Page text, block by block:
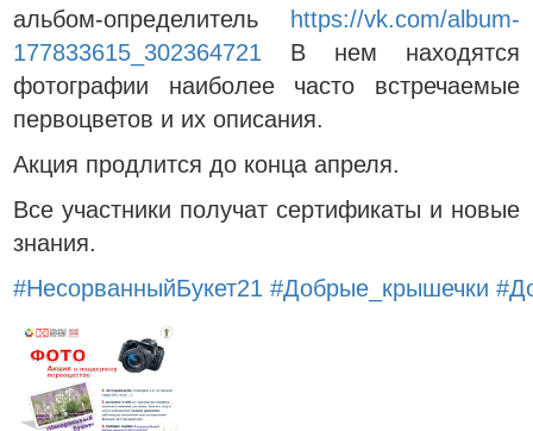
альбом-определитель https://vk.com/album-
177833615_302364721 В нем находятся
фотографии наиболее часто встречаемые
первоцветов и их описания.
Акция продлится до конца апреля.
Все участники получат сертификаты и новые
знания.
#НесорванныйБукет21 #Добрые_крышечки